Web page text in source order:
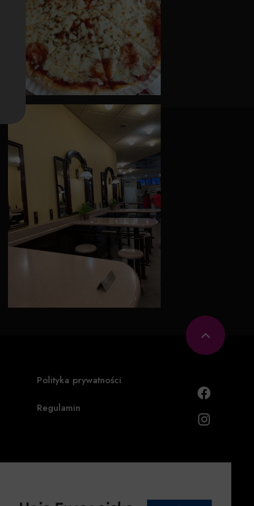
Polityka prywatności
Regulamin